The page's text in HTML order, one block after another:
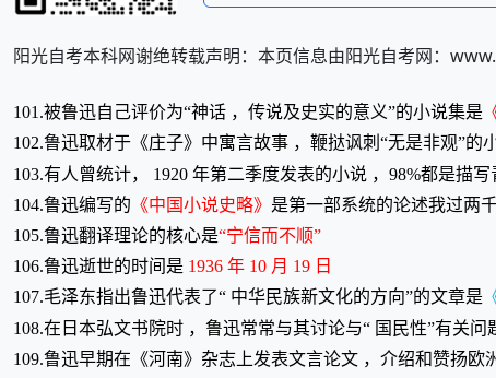
阳光自考本科网谢绝转载声明：本页信息由阳光自考网：
101.被鲁迅自己评价为“神话 ，传说及史实的意义”的小说集是
102.鲁迅取材于《庄子》中寓言故事 ，鞭挞讽刺“无是非观”的
103.有人曾统计， 1920 年第二季度发表的小说 ，98%都是描
104.鲁迅编写的 《中国小说史略》 是第一部系统的论述我过两
105.鲁迅翻译理论的核心是“宁信而不顺”
106.鲁迅逝世的时间是 1936 年 10 月 19 日
107.毛泽东指出鲁迅代表了“ 中华民族新文化的方向”的文章是
108.在日本弘文书院时 ，鲁迅常常与其讨论与“ 国民性”有关问
109.鲁迅早期在《河南》杂志上发表文言论文 ，介绍和赞扬欧